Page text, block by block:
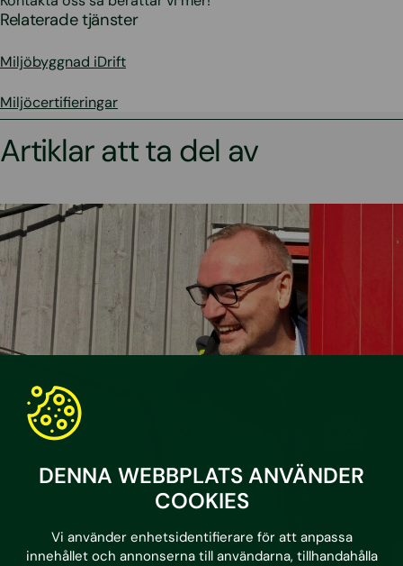
DENNA WEBBPLATS ANVÄNDER
COOKIES
Vi använder enhetsidentifierare för att anpassa
innehållet och annonserna till användarna, tillhandahålla
Relaterade tjänster
Miljöbyggnad iDrift
Miljöcertifieringar
Artiklar att ta del av